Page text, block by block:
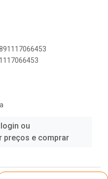
ou
preços e comprar